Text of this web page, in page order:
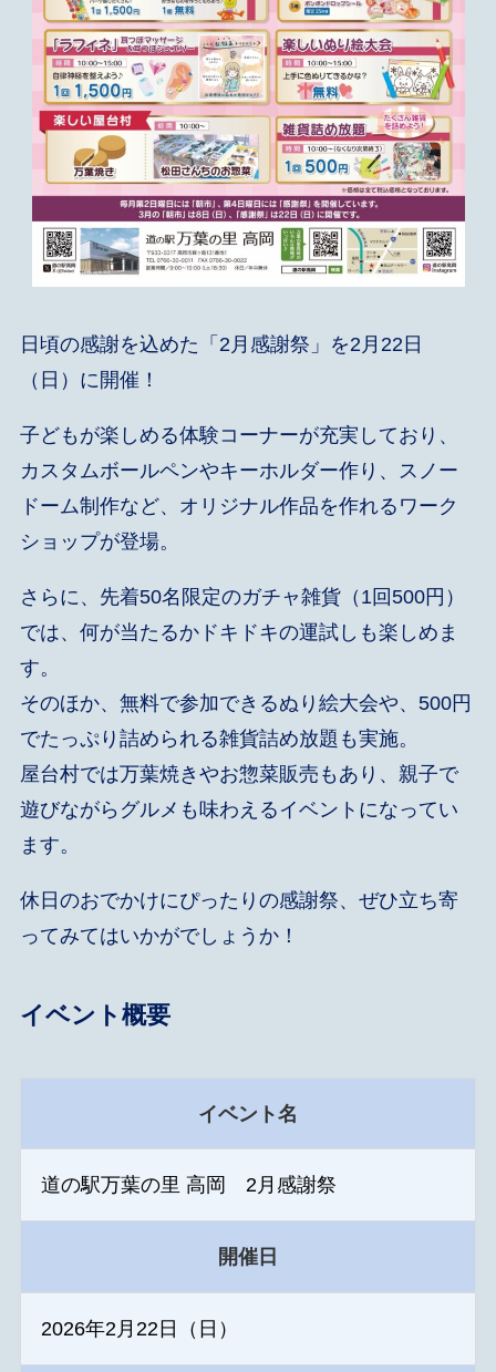
日頃の感謝を込めた「2月感謝祭」を2月22日
（日）に開催！
子どもが楽しめる体験コーナーが充実しており、
カスタムボールペンやキーホルダー作り、スノー
ドーム制作など、オリジナル作品を作れるワーク
ショップが登場。
さらに、先着50名限定のガチャ雑貨（1回500円）
では、何が当たるかドキドキの運試しも楽しめま
す。
そのほか、無料で参加できるぬり絵大会や、500円
でたっぷり詰められる雑貨詰め放題も実施。
屋台村では万葉焼きやお惣菜販売もあり、親子で
遊びながらグルメも味わえるイベントになってい
ます。
休日のおでかけにぴったりの感謝祭、ぜひ立ち寄
ってみてはいかがでしょうか！
イベント概要
イベント名
道の駅万葉の里 高岡 2月感謝祭
開催日
2026年2月22日（日）